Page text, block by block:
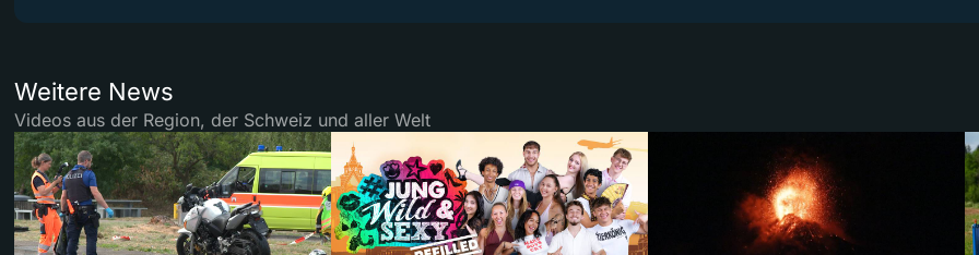
Weitere News
Videos aus der Region, der Schweiz und aller Welt